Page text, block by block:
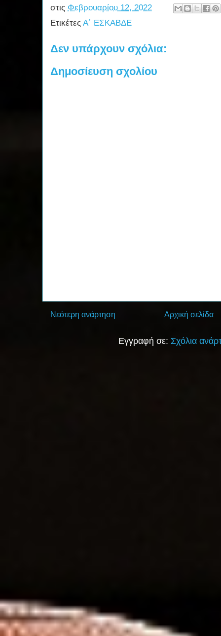
στις Φεβρουαρίου 12, 2022
Ετικέτες Α΄ ΕΣΚΑΒΔΕ
Δεν υπάρχουν σχόλια:
Δημοσίευση σχολίου
Νεότερη ανάρτηση Αρχική σελίδα
Εγγραφή σε: Σχόλια